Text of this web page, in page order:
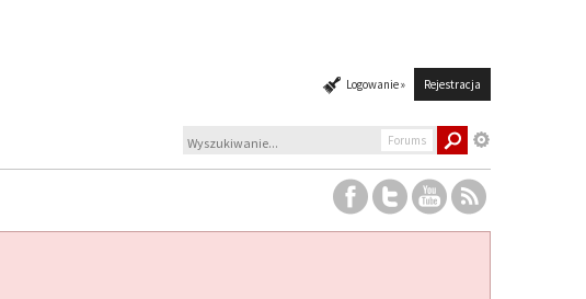
Logowanie » Rejestracja
Forums